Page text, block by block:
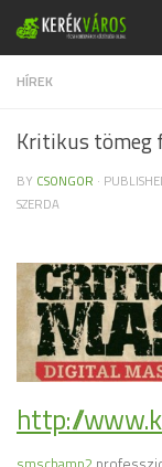
Skip to content
HÍREK
Kritikus tömeg
BY CSONGOR ·
SZERDA
http://